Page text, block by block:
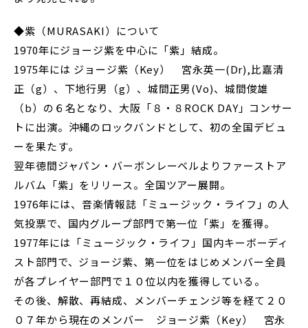
◆紫（MURASAKI）について
1970年にジョージ紫を中心に「紫」結成。
1975年には ジョージ紫（Key） 宮永英一(Dr),比嘉清
正（g）、下地行男（g）、城間正男(Vo)、城間俊雄
（b）の６名となり、大阪「８・８ROCK DAY」コンサー
トに出演。沖縄のロックバンドとして、初の全国デビュ
ーを果たす。
翌年徳間ジャパン・バーボンレーベルよりファーストア
ルバム「紫」をリリース。全国ツアー展開。
1976年には、音楽情報誌「ミュージック・ライフ」の人
気投票で、国内グループ部門で第一位「紫」を獲得。
1977年には「ミュージック・ライフ」国内キーボーディ
スト部門で、ジョージ紫、第一位をはじめメンバー全員
が各プレイヤー部門で１０位以内を獲得している。
その後、解散、再結成、メンバーチェンジ等を経て２０
０７年から現在のメンバー ジョージ紫（Key） 宮永